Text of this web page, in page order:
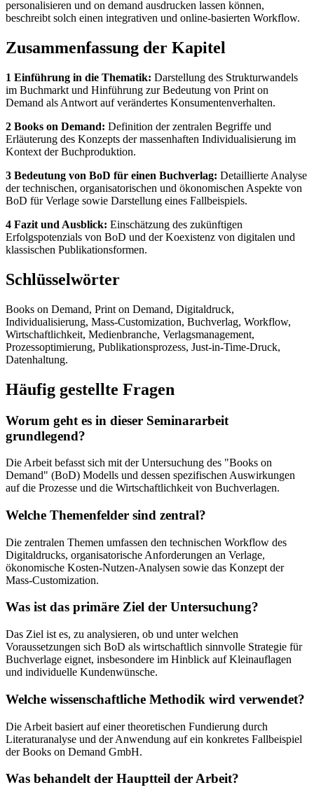
personalisieren und on demand ausdrucken lassen können,
beschreibt solch einen integrativen und online-basierten Workflow.
Zusammenfassung der Kapitel
1 Einführung in die Thematik: Darstellung des Strukturwandels
im Buchmarkt und Hinführung zur Bedeutung von Print on
Demand als Antwort auf verändertes Konsumentenverhalten.
2 Books on Demand: Definition der zentralen Begriffe und
Erläuterung des Konzepts der massenhaften Individualisierung im
Kontext der Buchproduktion.
3 Bedeutung von BoD für einen Buchverlag: Detaillierte Analyse
der technischen, organisatorischen und ökonomischen Aspekte von
BoD für Verlage sowie Darstellung eines Fallbeispiels.
4 Fazit und Ausblick: Einschätzung des zukünftigen
Erfolgspotenzials von BoD und der Koexistenz von digitalen und
klassischen Publikationsformen.
Schlüsselwörter
Books on Demand, Print on Demand, Digitaldruck,
Individualisierung, Mass-Customization, Buchverlag, Workflow,
Wirtschaftlichkeit, Medienbranche, Verlagsmanagement,
Prozessoptimierung, Publikationsprozess, Just-in-Time-Druck,
Datenhaltung.
Häufig gestellte Fragen
Worum geht es in dieser Seminararbeit
grundlegend?
Die Arbeit befasst sich mit der Untersuchung des "Books on
Demand" (BoD) Modells und dessen spezifischen Auswirkungen
auf die Prozesse und die Wirtschaftlichkeit von Buchverlagen.
Welche Themenfelder sind zentral?
Die zentralen Themen umfassen den technischen Workflow des
Digitaldrucks, organisatorische Anforderungen an Verlage,
ökonomische Kosten-Nutzen-Analysen sowie das Konzept der
Mass-Customization.
Was ist das primäre Ziel der Untersuchung?
Das Ziel ist es, zu analysieren, ob und unter welchen
Voraussetzungen sich BoD als wirtschaftlich sinnvolle Strategie für
Buchverlage eignet, insbesondere im Hinblick auf Kleinauflagen
und individuelle Kundenwünsche.
Welche wissenschaftliche Methodik wird verwendet?
Die Arbeit basiert auf einer theoretischen Fundierung durch
Literaturanalyse und der Anwendung auf ein konkretes Fallbeispiel
der Books on Demand GmbH.
Was behandelt der Hauptteil der Arbeit?